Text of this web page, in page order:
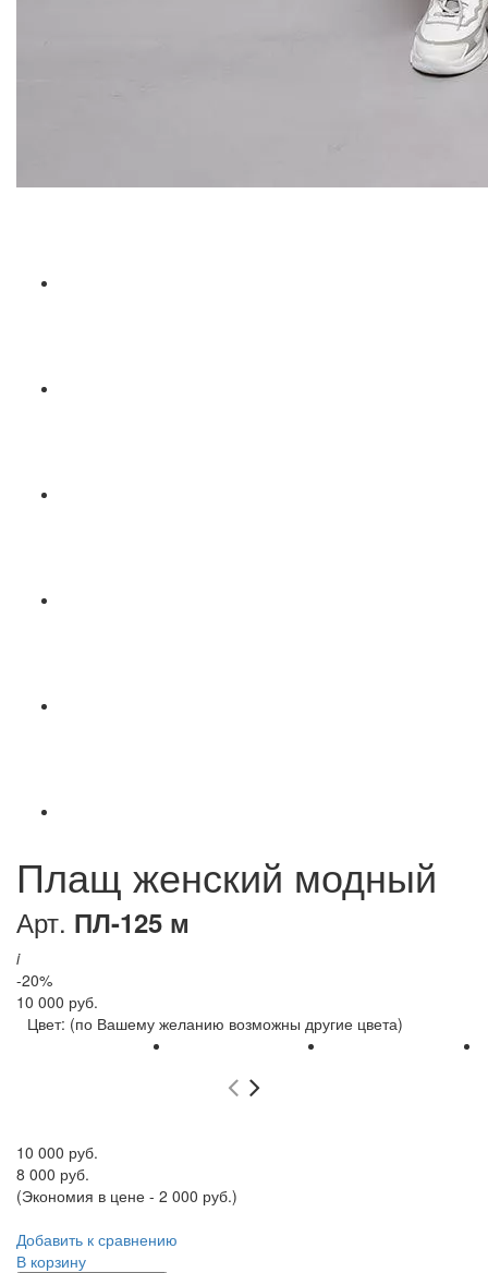
Плащ женский модный
Арт. ПЛ-125 м
i
-20%
10 000 руб.
Цвет: (по Вашему желанию возможны другие цвета)
10 000 руб.
8 000 руб.
(Экономия в цене - 2 000 руб.)
Добавить к сравнению
В корзину